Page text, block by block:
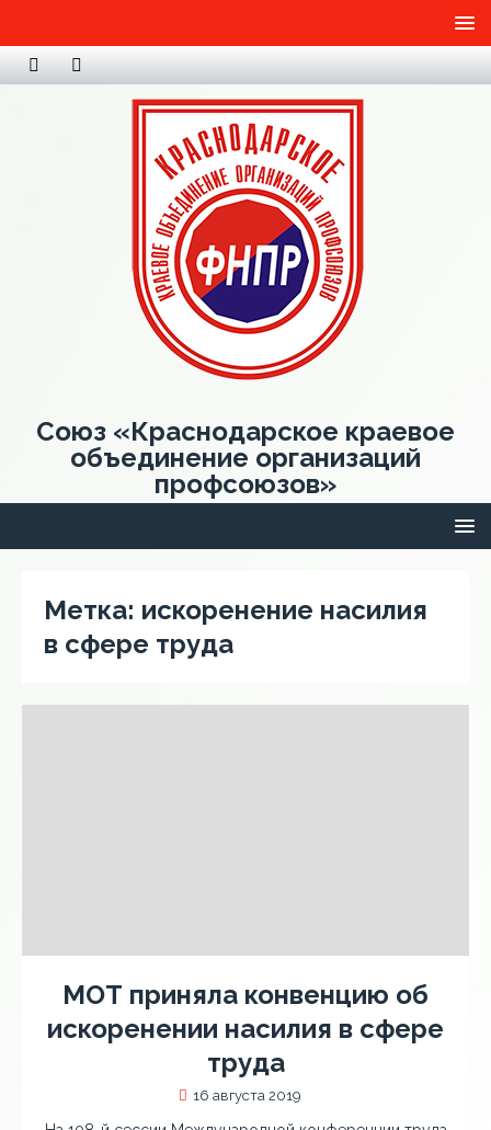
Союз «Краснодарское краевое
объединение организаций
профсоюзов»
Метка: искоренение насилия
в сфере труда
МОТ приняла конвенцию об
искоренении насилия в сфере
труда
16 августа 2019